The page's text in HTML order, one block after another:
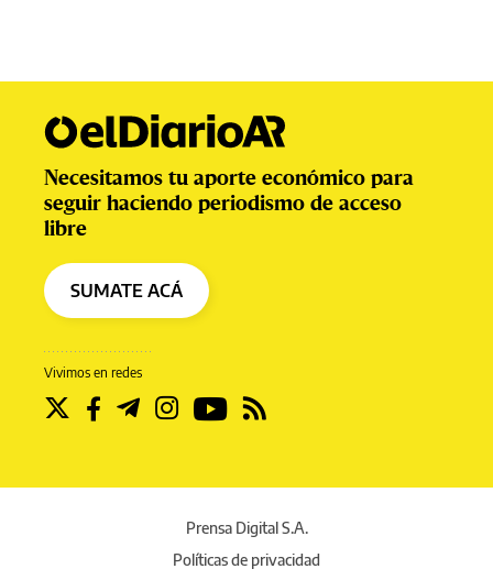
Vivimos en redes
Necesitamos tu aporte económico para
seguir haciendo periodismo de acceso
libre
SUMATE ACÁ
Prensa Digital S.A.
Políticas de privacidad